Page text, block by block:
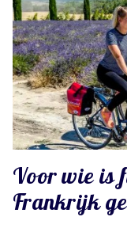
Voor wie is
Frankrijk